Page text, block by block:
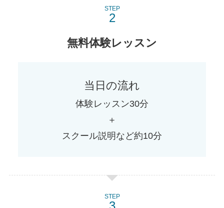
STEP
無料体験レッスン
当日の流れ
体験レッスン30分
＋
スクール説明など約10分
STEP